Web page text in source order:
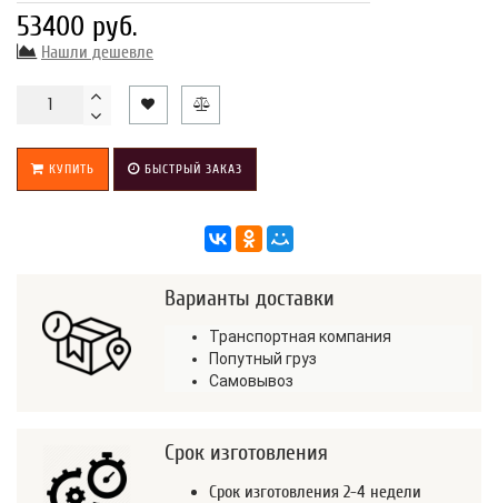
53400 руб.
Нашли дешевле
КУПИТЬ БЫСТРЫЙ ЗАКАЗ
Варианты доставки
Транспортная компания
Попутный груз
Самовывоз
Срок изготовления
Срок изготовления 2-4 недели